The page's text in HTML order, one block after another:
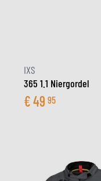
IXS
365 1.1 Niergordel
€49 95